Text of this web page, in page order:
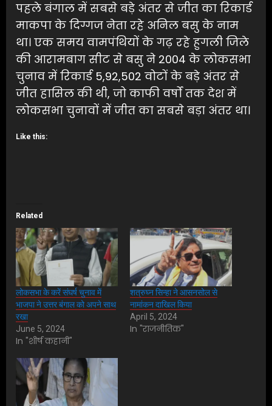
पहले बंगाल में सबसे बड़े अंतर से जीत का रिकार्ड
माकपा के दिग्गज नेता रहे अनिल बसु के नाम
था। एक समय वामपंथियों के गढ़ रहे हुगली जिले
की आरामबाग सीट से बसु ने 2004 के लोकसभा
चुनाव में रिकार्ड 5,92,502 वोटों के बड़े अंतर से
जीत हासिल की थी, जो काफी वर्षों तक देश में
लोकसभा चुनावों में जीत का सबसे बड़ा अंतर था।
Like this:
Related
लोकसभा के करें संघर्ष चुनाव में
भाजपा ने उत्तर बंगाल को अपने साथ
रखा
June 5, 2024
In "शीर्ष कहानी"
शत्रुघ्न सिन्हा ने आसनसोल से
नामांकन दाखिल किया
April 5, 2024
In "राजनीतिक"